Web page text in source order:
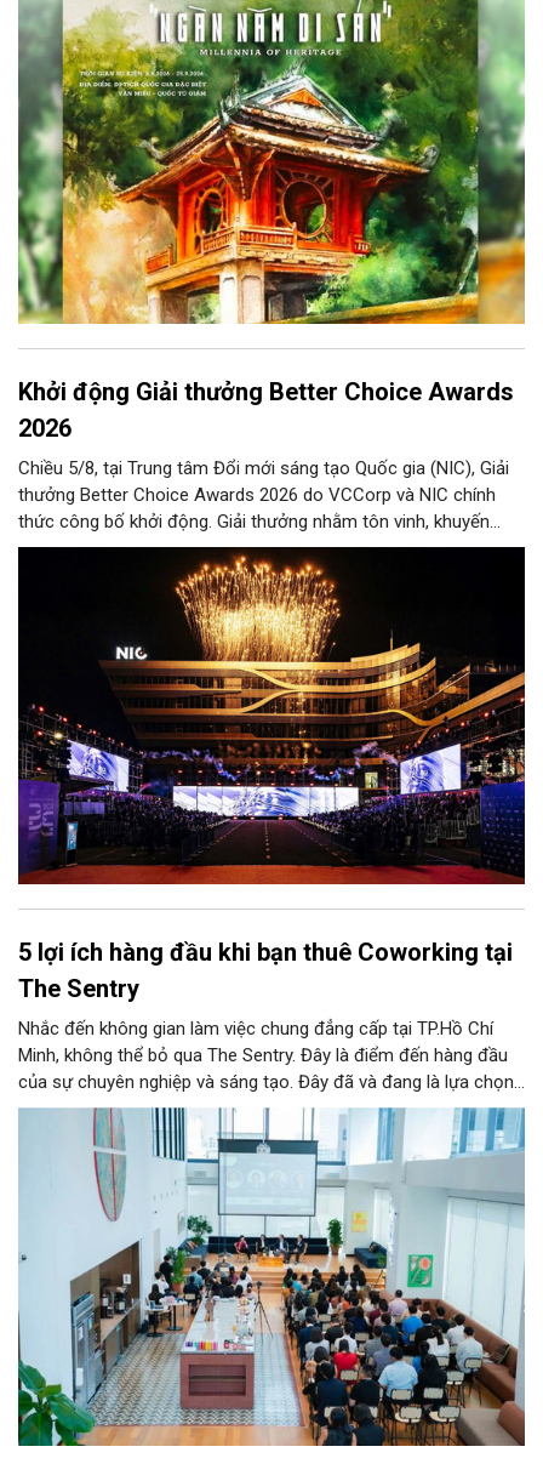
Học, Di tích Quốc gia đặc biệt Văn Miếu – Quốc Tử Giám. Sự
kiện kéo dài đến ngày 25/9/2026 hứa hẹn trở thành điểm đến
văn hóa đầy sức hút, góp phần làm phong phú đời sống nghệ
thuật của Thủ đô trong mùa thu này.
Khởi động Giải thưởng Better Choice Awards
2026
Chiều 5/8, tại Trung tâm Đổi mới sáng tạo Quốc gia (NIC), Giải
thưởng Better Choice Awards 2026 do VCCorp và NIC chính
thức công bố khởi động. Giải thưởng nhằm tôn vinh, khuyến
khích, cổ vũ những giá trị đổi mới, sáng tạo, áp dụng trong đời
sống thực, phục vụ người tiêu dùng.
5 lợi ích hàng đầu khi bạn thuê Coworking tại
The Sentry
Nhắc đến không gian làm việc chung đẳng cấp tại TP.Hồ Chí
Minh, không thể bỏ qua The Sentry. Đây là điểm đến hàng đầu
của sự chuyên nghiệp và sáng tạo. Đây đã và đang là lựa chọn
ưu tiên của đông đảo doanh nghiệp cũng như cá nhân khi tìm
kiếm một văn phòng làm việc chuẩn mực giữa lòng thành phố
sôi động bậc nhất cả nước này.